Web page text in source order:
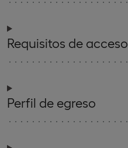
Requisitos de acceso
Perfil de egreso